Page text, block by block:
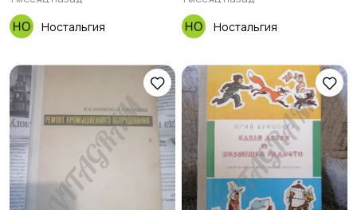
Ностальгия Ностальгия